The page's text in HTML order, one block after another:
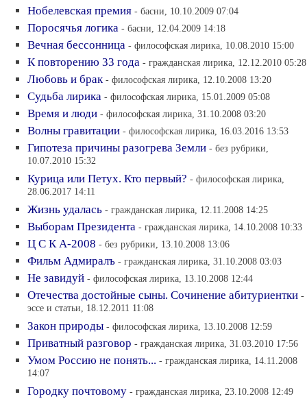
Нобелевская премия - басни, 10.10.2009 07:04
Поросячья логика - басни, 12.04.2009 14:18
Вечная бессонница - философская лирика, 10.08.2010 15:00
К повторению 33 года - гражданская лирика, 12.12.2010 05:28
Любовь и брак - философская лирика, 12.10.2008 13:20
Судьба лирика - философская лирика, 15.01.2009 05:08
Время и люди - философская лирика, 31.10.2008 03:20
Волны гравитации - философская лирика, 16.03.2016 13:53
Гипотеза причины разогрева Земли - без рубрики,
10.07.2010 15:32
Курица или Петух. Кто первый? - философская лирика,
28.06.2017 14:11
Жизнь удалась - гражданская лирика, 12.11.2008 14:25
Выборам Президента - гражданская лирика, 14.10.2008 10:33
Ц С К А-2008 - без рубрики, 13.10.2008 13:06
Фильм Адмиралъ - гражданская лирика, 31.10.2008 03:03
Не завидуй - философская лирика, 13.10.2008 12:44
Отечества достойные сыны. Сочинение абитуриентки -
эссе и статьи, 18.12.2011 11:08
Закон природы - философская лирика, 13.10.2008 12:59
Приватный разговор - гражданская лирика, 31.03.2010 17:56
Умом Россию не понять... - гражданская лирика, 14.11.2008
14:07
Городку почтовому - гражданская лирика, 23.10.2008 12:49